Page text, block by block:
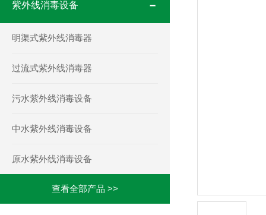
紫外线消毒设备
明渠式紫外线消毒器
过流式紫外线消毒器
污水紫外线消毒设备
中水紫外线消毒设备
原水紫外线消毒设备
查看全部产品 >>